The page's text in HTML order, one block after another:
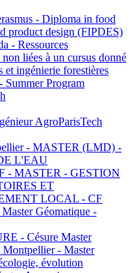
- Diploma in food
product design (FIPDES)
- Ressources
liées à un cursus donné
et ingénierie forestières
Summer Program
AgroParisTech
- MASTER (LMD) -
L'EAU
- MASTER - GESTION
ET
LOCAL - CF
Géomatique -
- Césure Master
- Master
évolution